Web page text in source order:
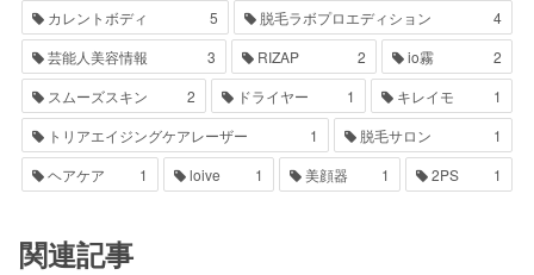
カレントボディ 5 脱毛ラボプロエディション
4
芸能人美容情報
3 RIZAP 2 io霧
2
スムーズスキン
2 ドライヤー 1 キレイモ
1
トリアエイジングケアレーザー
1 脱毛サロン
1
ヘアケア
1 loive 1 美顔器 1 2PS 1
関連記事